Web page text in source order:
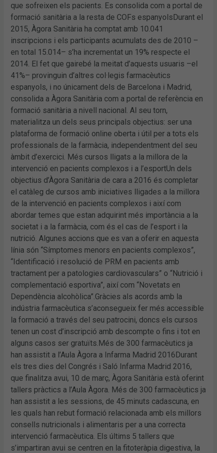
que sofreixen els pacients. Es consolida com a portal de
formació sanitària a la resta de COFs espanyolsDurant el
2015, Àgora Sanitària ha comptat amb 10.041
inscripcions i els participants acumulats des de 2010 –
en total 15.014– s’ha incrementat un 19% respecte el
2014. El fet que gairebé la meitat d’aquests usuaris –el
41%– provinguin d’altres col·legis farmacèutics
espanyols, i no únicament dels de Barcelona i Madrid,
consolida a Àgora Sanitària com a portal de referència en
formació sanitària a nivell nacional. Al seu torn,
materialitza un dels seus principals objectius: ser una
plataforma de formació online oberta i útil per a tots els
professionals de la farmàcia, independentment del seu
àmbit d’exercici. Més cursos lligats a la millora de la
intervenció en pacients complexos i a l’esportUn dels
objectius d’Àgora Sanitària de cara a 2016 és completar
el catàleg de cursos amb iniciatives lligades a la millora
de la intervenció en pacients complexos i així com
abordar temes que estan adquirint més importància a la
societat i a la farmàcia, com és el cas de l’esport i la
nutrició. Algunes accions que es van a oferir en aquesta
línia són “Símptomes menors en pacients complexos”,
“Identificació i resolució de PRM en pacients amb
tractament per a patologies cardiovasculars” o “Nutrició i
complementació esportiva”, així com “Novetats en
Dependència alcohòlica”.Gràcies als acords amb la
indústria farmacèutica s’aconsegueix fer més accessible
la formació a través del seu patrocini, doncs els cursos
tenen un cost d’inscripció amb descompte o fins i tot en
alguns casos ser gratuïts.Més de 300 farmacèutics ja
han assistit a l’Aula Àgora a Infarma Madrid 2016Durant
els tres dies del Congrés i Saló Infarma Madrid 2016,
que finalitza avui, 10 de març, Àgora Sanitària està oferint
tallers pràctics a l’Aula Àgora. Més de 300 farmacèutics ja
han assistit a les sessions, de 45 minuts cadascuna, en
les quals han rebut formació relacionada amb els millors
consells nutricionals i alimentaris per a una correcta
intervenció farmacèutica. Els últims 5 tallers que
s’impartiran avui se centren en la fitoteràpia digestiva, la